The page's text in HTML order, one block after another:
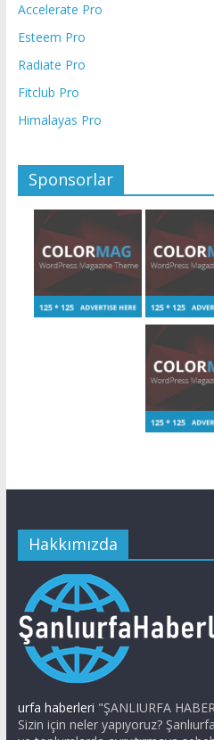
Accelerate Pro
Esteem Pro
Radiate Pro
Fitclub Pro
Himalayas Pro
Sponsorlar
Hakkımızda
urfa haberleri "ŞANLIURFA
Sizin için neler yapıyoruz?